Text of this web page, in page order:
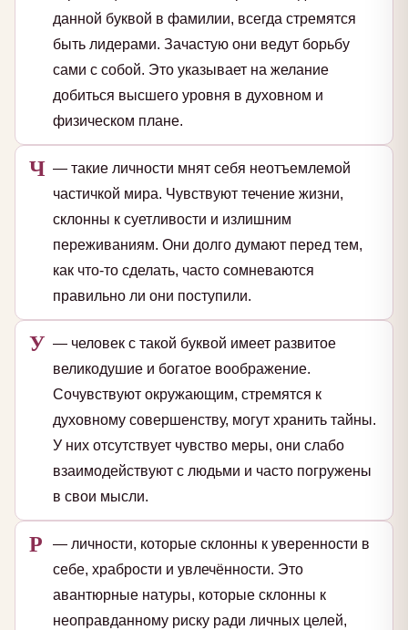
данной буквой в фамилии, всегда стремятся
быть лидерами. Зачастую они ведут борьбу
сами с собой. Это указывает на желание
добиться высшего уровня в духовном и
физическом плане.
Ч — такие личности мнят себя неотъемлемой
частичкой мира. Чувствуют течение жизни,
склонны к суетливости и излишним
переживаниям. Они долго думают перед тем,
как что-то сделать, часто сомневаются
правильно ли они поступили.
У — человек с такой буквой имеет развитое
великодушие и богатое воображение.
Сочувствуют окружающим, стремятся к
духовному совершенству, могут хранить тайны.
У них отсутствует чувство меры, они слабо
взаимодействуют с людьми и часто погружены
в свои мысли.
Р
— личности, которые склонны к уверенности в
себе, храбрости и увлечённости. Это
авантюрные натуры, которые склонны к
неоправданному риску ради личных целей,